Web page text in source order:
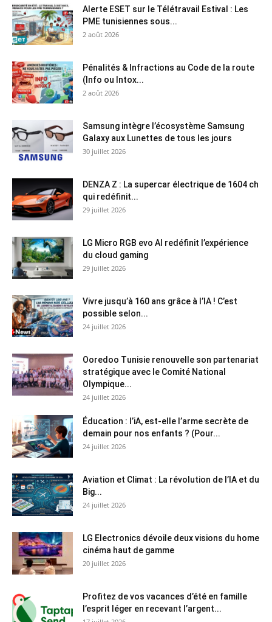
Alerte ESET sur le Télétravail Estival : Les
PME tunisiennes sous...
2 août 2026
Pénalités & Infractions au Code de la route
(Info ou Intox...
2 août 2026
Samsung intègre l’écosystème Samsung
Galaxy aux Lunettes de tous les jours
30 juillet 2026
DENZA Z : La supercar électrique de 1604 ch
qui redéfinit...
29 juillet 2026
LG Micro RGB evo AI redéfinit l’expérience
du cloud gaming
29 juillet 2026
Vivre jusqu’à 160 ans grâce à l’IA ! C’est
possible selon...
24 juillet 2026
Ooredoo Tunisie renouvelle son partenariat
stratégique avec le Comité National
Olympique...
24 juillet 2026
Éducation : l’iA, est-elle l’arme secrète de
demain pour nos enfants ? (Pour...
24 juillet 2026
Aviation et Climat : La révolution de l’IA et du
Big...
24 juillet 2026
LG Electronics dévoile deux visions du home
cinéma haut de gamme
20 juillet 2026
Profitez de vos vacances d’été en famille
l’esprit léger en recevant l’argent...